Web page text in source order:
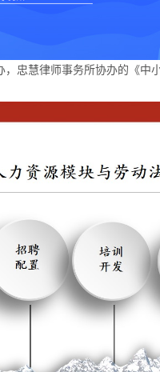
，忠慧律师事务所协办的《中